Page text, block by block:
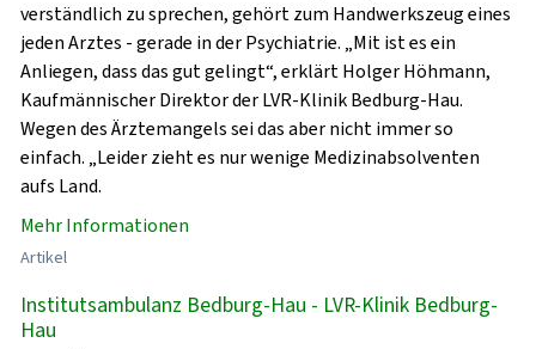
verständlich zu sprechen, gehört zum Handwerkszeug eines
jeden Arztes - gerade in der Psychiatrie. „Mit ist es ein
Anliegen, dass das gut gelingt“, erklärt Holger Höhmann,
Kaufmännischer Direktor der LVR-Klinik Bedburg-Hau.
Wegen des Ärztemangels sei das aber nicht immer so
einfach. „Leider zieht es nur wenige Medizinabsolventen
aufs Land.
Mehr Informationen
Artikel
Institutsambulanz Bedburg-Hau - LVR-Klinik Bedburg-
Hau